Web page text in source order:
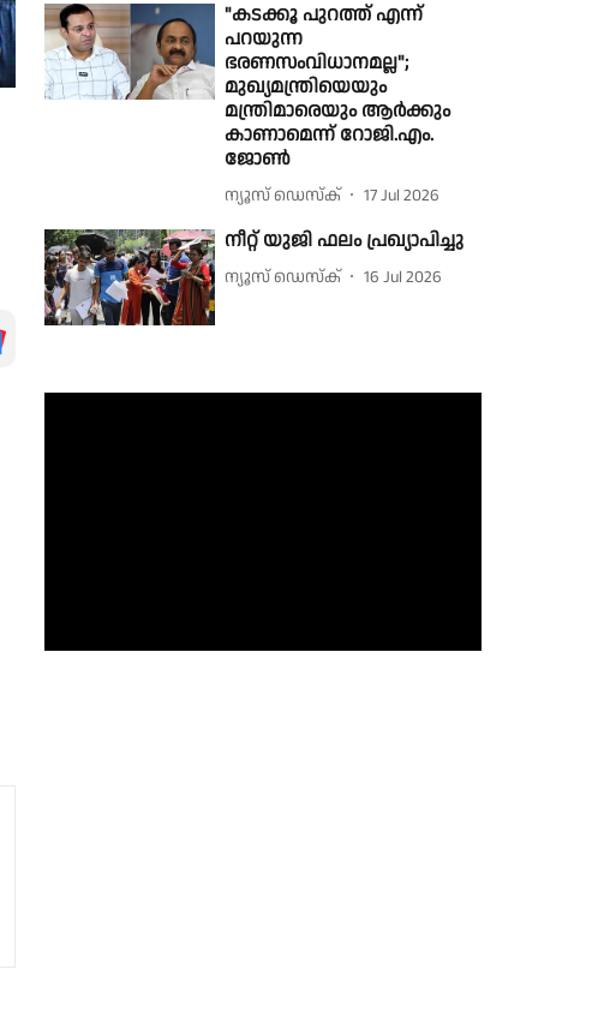
"കടക്കൂ പുറത്ത് എന്ന്
പറയുന്ന
ഭരണസംവിധാനമല്ല";
മുഖ്യമന്ത്രിയെയും
മന്ത്രിമാരെയും ആർക്കും
കാണാമെന്ന് റോജി.എം.
ജോൺ
ന്യൂസ് ഡെസ്ക് 17 Jul 2026
നീറ്റ് യു‌ജി ഫലം പ്രഖ്യാപിച്ചു
ന്യൂസ് ഡെസ്ക് 16 Jul 2026